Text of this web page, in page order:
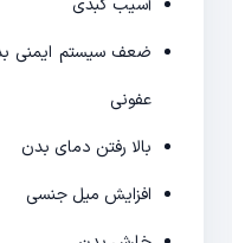
آسیب کبدی
ضعف سیستم ایمنی
عفونی
بالا رفتن دمای بدن
افزایش میل جنسی